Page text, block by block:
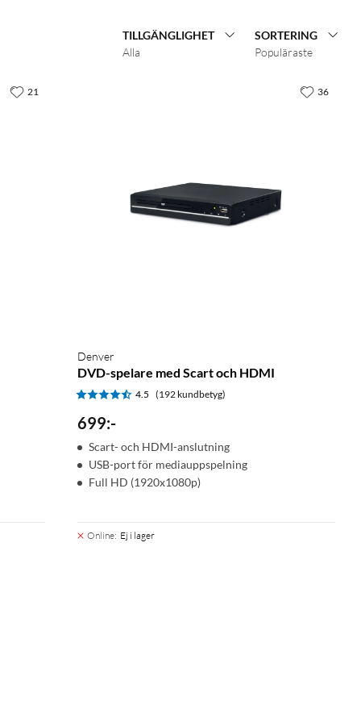
TILLGÄNGLIGHET
Alla
SORTERING
Populäraste
21
Denver
DVD-spelare med Scart och HDMI
4.5 (192 kundbetyg)
699:-
Scart- och HDMI-anslutning
USB-port för mediauppspelning
Full HD (1920x1080p)
Online: Ej i lager
36